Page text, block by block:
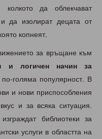
колкото да облекчават
да изолират децата от
копнеят.
за връщане към
и логичен начин за
голяма популярност. В
и нови приспособления
и за всяка ситуация.
библиотеки за
услуги в областта на